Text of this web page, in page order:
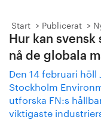
Start Publicerat
Hur kan
nå de globala
Den 14 februari
Stockholm
utforska FN:s
viktigaste